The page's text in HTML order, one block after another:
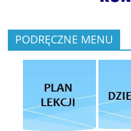
PODRĘCZNE MENU